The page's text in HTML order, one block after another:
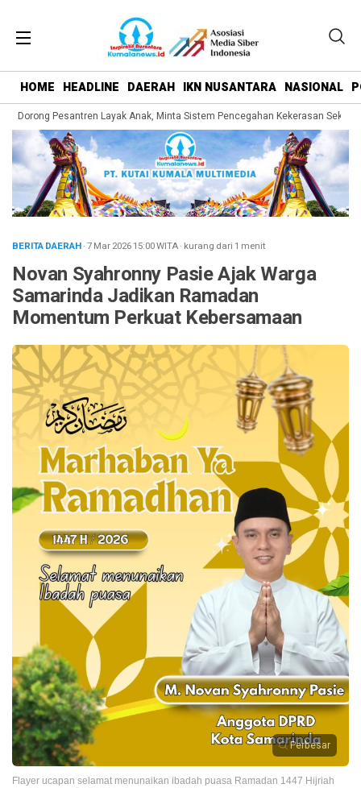
HOME HEADLINE DAERAH IKN NUSANTARA NASIONAL
Dorong Pesantren Layak Anak, Minta Sistem Pencegahan Kekerasan Seksual
BERITA DAERAH· 7 Mar 202615:00WITA· kurang dari 1 menit
Novan Syahronny Pasie Ajak Warga
Samarinda Jadikan Ramadan
Momentum Perkuat Kebersamaan
Perbesar
Flayer ucapan selamat menunaikan ibadah puasa Ramadan 1447 Hijriah